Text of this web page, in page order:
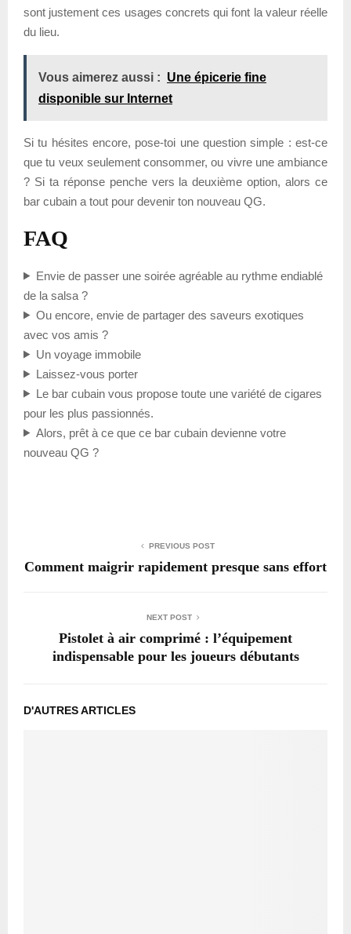
sont justement ces usages concrets qui font la valeur réelle
du lieu.
Vous aimerez aussi : Une épicerie fine
disponible sur Internet
Si tu hésites encore, pose-toi une question simple : est-ce
que tu veux seulement consommer, ou vivre une ambiance
? Si ta réponse penche vers la deuxième option, alors ce
bar cubain a tout pour devenir ton nouveau QG.
FAQ
Envie de passer une soirée agréable au rythme endiablé
de la salsa ?
Ou encore, envie de partager des saveurs exotiques
avec vos amis ?
Un voyage immobile
Laissez-vous porter
Le bar cubain vous propose toute une variété de cigares
pour les plus passionnés.
Alors, prêt à ce que ce bar cubain devienne votre
nouveau QG ?
PREVIOUS POST
Comment maigrir rapidement presque sans effort
NEXT POST
Pistolet à air comprimé : l’équipement
indispensable pour les joueurs débutants
D'AUTRES ARTICLES